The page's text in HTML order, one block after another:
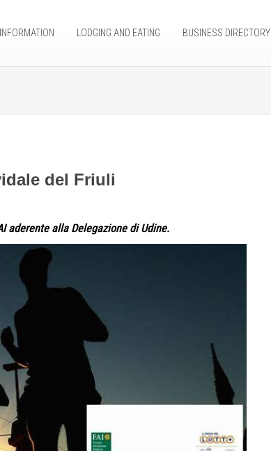
LODGING AND EATING BUSINESS DIRECTORY
del Friuli
aderente alla Delegazione di Udine.